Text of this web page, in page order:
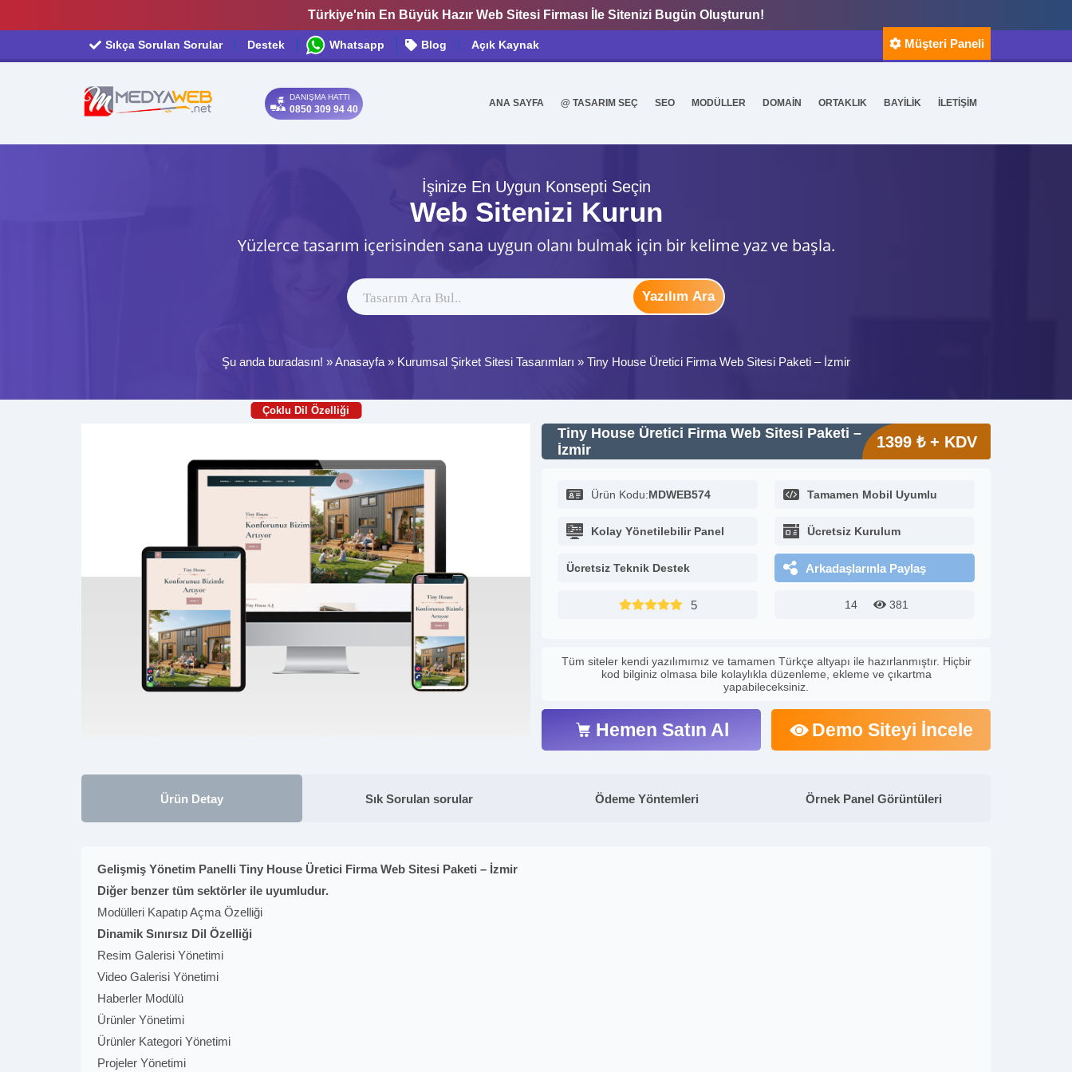
Türkiye'nin En Büyük Hazır Web Sitesi Firması İle Sitenizi Bugün Oluşturun!
Sıkça Sorulan Sorular Destek Whatsapp Blog Açık Kaynak Müşteri Paneli
DANIŞMA HATTI
0850 309 94 40
ANA SAYFA @ TASARIM SEÇ SEO MODÜLLER DOMAİN ORTAKLIK BAYİLİK İLETİŞİM
İşinize En Uygun Konsepti Seçin
Web Sitenizi Kurun
Yüzlerce tasarım içerisinden sana uygun olanı bulmak için bir kelime yaz ve başla.
Yazılım Ara
Şu anda buradasın! »Anasayfa » Kurumsal Şirket Sitesi Tasarımları » Tiny House Üretici Firma Web Sitesi Paketi – İzmir
Çoklu Dil Özelliği
Tiny House Üretici Firma Web Sitesi Paketi –
İzmir
1399 ₺ + KDV
Ürün Kodu:MDWEB574 Tamamen Mobil Uyumlu
Kolay Yönetilebilir Panel Ücretsiz Kurulum
Ücretsiz Teknik Destek Arkadaşlarınla Paylaş
5 14 381
Tüm siteler kendi yazılımımız ve tamamen Türkçe altyapı ile hazırlanmıştır. Hiçbir
kod bilginiz olmasa bile kolaylıkla düzenleme, ekleme ve çıkartma
yapabileceksiniz.
Hemen Satın Al Demo Siteyi İncele
Ürün Detay Sık Sorulan sorular Ödeme Yöntemleri Örnek Panel Görüntüleri
Gelişmiş Yönetim Panelli Tiny House Üretici Firma Web Sitesi Paketi – İzmir
Diğer benzer tüm sektörler ile uyumludur.
Modülleri Kapatıp Açma Özelliği
Dinamik Sınırsız Dil Özelliği
Resim Galerisi Yönetimi
Video Galerisi Yönetimi
Haberler Modülü
Ürünler Yönetimi
Ürünler Kategori Yönetimi
Projeler Yönetimi